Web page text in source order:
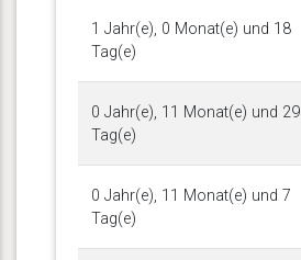
1 Jahr(e), 0 Monat(e) und 18
Tag(e)
0 Jahr(e), 11 Monat(e) und 29
Tag(e)
0 Jahr(e), 11 Monat(e) und 7
Tag(e)